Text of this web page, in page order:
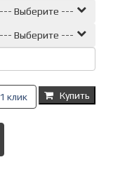
--- Выберите ---
--- Выберите ---
клик
Купить